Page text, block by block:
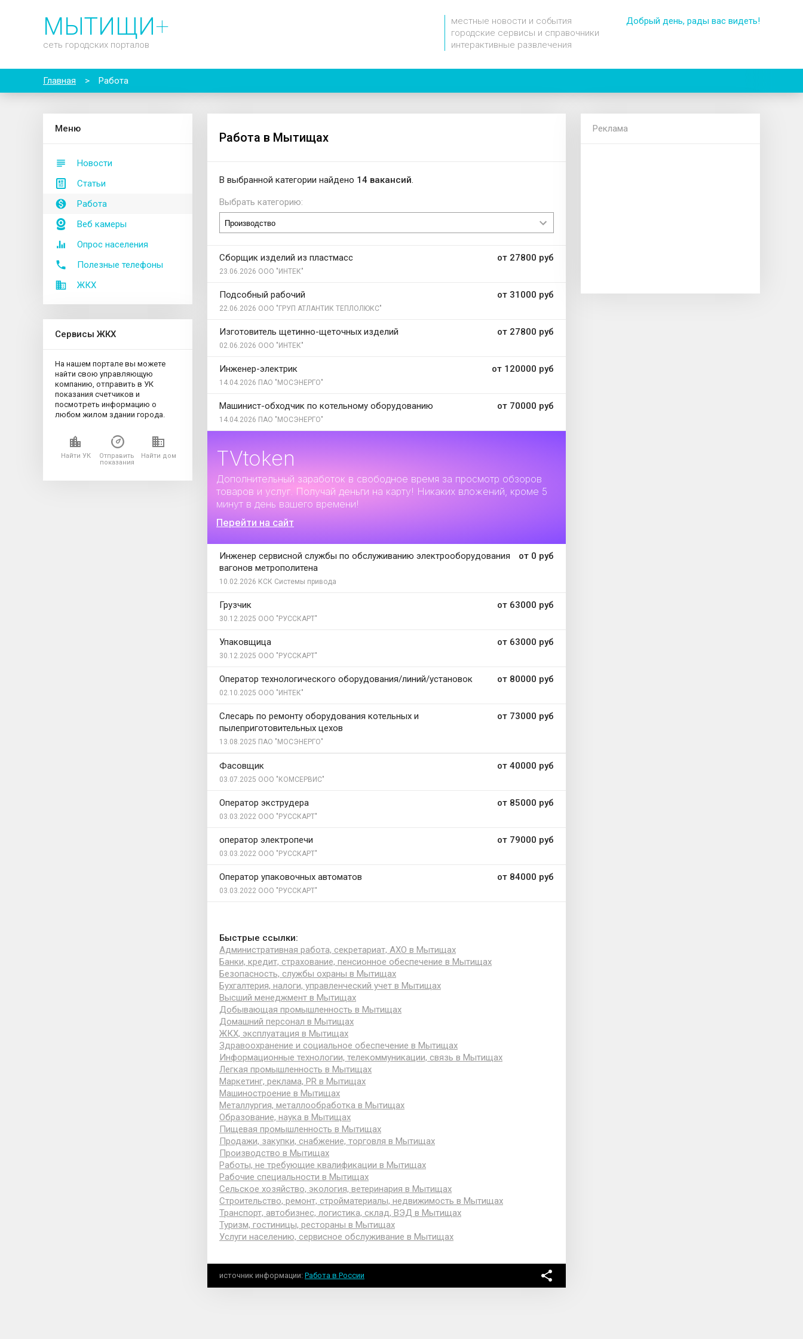
МЫТИЩИ+
сеть городских порталов
местные новости и события
городские сервисы и справочники
интерактивные развлечения
Добрый день, рады вас видеть!
Главная > Работа
Меню
Новости
Статьи
Работа
Веб камеры
Опрос населения
Полезные телефоны
ЖКХ
Сервисы ЖКХ
На нашем портале вы можете
найти свою управляющую
компанию, отправить в УК
показания счетчиков и
посмотреть информацию о
любом жилом здании города.
Найти УК
Отправить
показания
Найти дом
Работа в Мытищах
В выбранной категории найдено 14 вакансий.
Выбрать категорию:
от 27800 руб
Сборщик изделий из пластмасс
23.06.2026 ООО "ИНТЕК"
от 31000 руб
Подсобный рабочий
22.06.2026 ООО "ГРУП АТЛАНТИК ТЕПЛОЛЮКС"
от 27800 руб
Изготовитель щетинно-щеточных изделий
02.06.2026 ООО "ИНТЕК"
от 120000 руб
Инженер-электрик
14.04.2026 ПАО "МОСЭНЕРГО"
от 70000 руб
Машинист-обходчик по котельному оборудованию
14.04.2026 ПАО "МОСЭНЕРГО"
TVtoken
Дополнительный заработок в свободное время за просмотр обзоров
товаров и услуг. Получай деньги на карту! Никаких вложений, кроме 5
минут в день вашего времени!
Перейти на сайт
от 0 руб
Инженер сервисной службы по обслуживанию электрооборудования
вагонов метрополитена
10.02.2026 КСК Системы привода
от 63000 руб
Грузчик
30.12.2025 ООО "РУССКАРТ"
от 63000 руб
Упаковщица
30.12.2025 ООО "РУССКАРТ"
от 80000 руб
Оператор технологического оборудования/линий/установок
02.10.2025 ООО "ИНТЕК"
от 73000 руб
Слесарь по ремонту оборудования котельных и
пылеприготовительных цехов
13.08.2025 ПАО "МОСЭНЕРГО"
от 40000 руб
Фасовщик
03.07.2025 ООО "КОМСЕРВИС"
от 85000 руб
Оператор экструдера
03.03.2022 ООО "РУССКАРТ"
от 79000 руб
оператор электропечи
03.03.2022 ООО "РУССКАРТ"
от 84000 руб
Оператор упаковочных автоматов
03.03.2022 ООО "РУССКАРТ"
Быстрые ссылки:
Административная работа, секретариат, АХО в Мытищах
Банки, кредит, страхование, пенсионное обеспечение в Мытищах
Безопасность, службы охраны в Мытищах
Бухгалтерия, налоги, управленческий учет в Мытищах
Высший менеджмент в Мытищах
Добывающая промышленность в Мытищах
Домашний персонал в Мытищах
ЖКХ, эксплуатация в Мытищах
Здравоохранение и социальное обеспечение в Мытищах
Информационные технологии, телекоммуникации, связь в Мытищах
Легкая промышленность в Мытищах
Маркетинг, реклама, PR в Мытищах
Машиностроение в Мытищах
Металлургия, металлообработка в Мытищах
Образование, наука в Мытищах
Пищевая промышленность в Мытищах
Продажи, закупки, снабжение, торговля в Мытищах
Производство в Мытищах
Работы, не требующие квалификации в Мытищах
Рабочие специальности в Мытищах
Сельское хозяйство, экология, ветеринария в Мытищах
Строительство, ремонт, стройматериалы, недвижимость в Мытищах
Транспорт, автобизнес, логистика, склад, ВЭД в Мытищах
Туризм, гостиницы, рестораны в Мытищах
Услуги населению, сервисное обслуживание в Мытищах
источник информации Работа в России
Реклама